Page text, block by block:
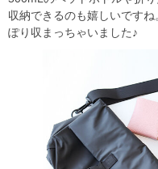
収納できるのも嬉しいです
ぽり収まっちゃいました♪